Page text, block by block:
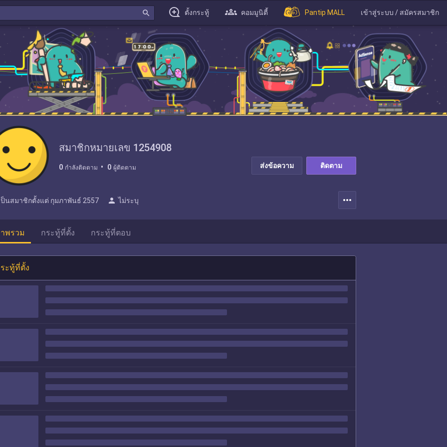
search ตั้งกระทู้ คอมมูนิตี้ Pantip MALL เข้าสู่ระบบ / สมัครสมาชิก
สมาชิกหมายเลข 1254908
0 กำลังติดตาม 0 ผู้ติดตาม ส่งข้อความ ติดตาม
ป็นสมาชิกตั้งแต่ กุมภาพันธ์ 2557 person ไม่ระบุ more_horiz
พรวม กระทู้ที่ตั้ง กระทู้ที่ตอบ
ะทู้ที่ตั้ง